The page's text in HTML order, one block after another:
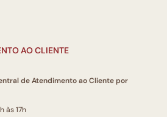
AO CLIENTE
de Atendimento ao Cliente por
às 17h